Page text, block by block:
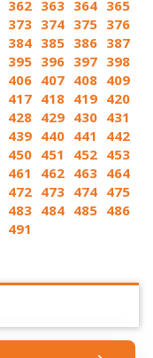
362 363 364 365
373 374 375 376
384 385 386 387
395 396 397 398
406 407 408 409
417 418 419 420
428 429 430 431
439 440 441
442
450 451 452 453
461 462 463 464
472 473 474 475
483 484 485 486
491